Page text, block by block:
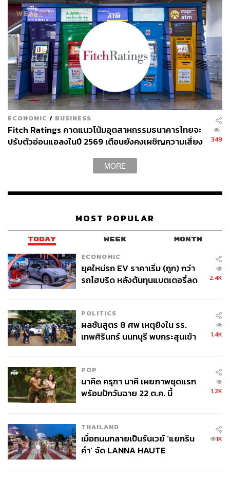
ECONOMIC / BUSINESS
Fitch Ratings คาดแนวโน้มอุตสาหกรรมธนาคารไทยจะ
ปรับตัวอ่อนแอลงในปี 2569 เตือนยังคงเผชิญความเสี่ยง
349
MORE
MOST POPULAR
TODAY WEEK MONTH
ECONOMIC
ยุคใหม่รถ EV ราคาเริ่ม (ถูก) กว่า
รถไฮบริด หลังต้นทุนแบตเตอรี่ลด
2.4K
POLITICS
ผลชันสูตร 8 ศพ เหตุยิงใน รร.
เทพศิรินทร์ นนทบุรี พบกระสุนเข้า
1.4K
POP
นาคี๓ ครุฑา นาคี เผยภาพชุดแรก
พร้อมปักวันฉาย 22 ต.ค. นี้
1.2K
THAILAND
เมื่อถนนกลายเป็นรันเวย์ ‘แยกริน
คำ’ จัด LANNA HAUTE
1K